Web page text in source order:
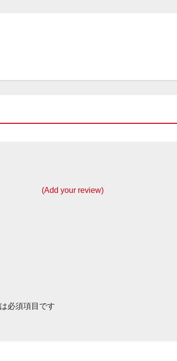
(Add your review)
必須項目です